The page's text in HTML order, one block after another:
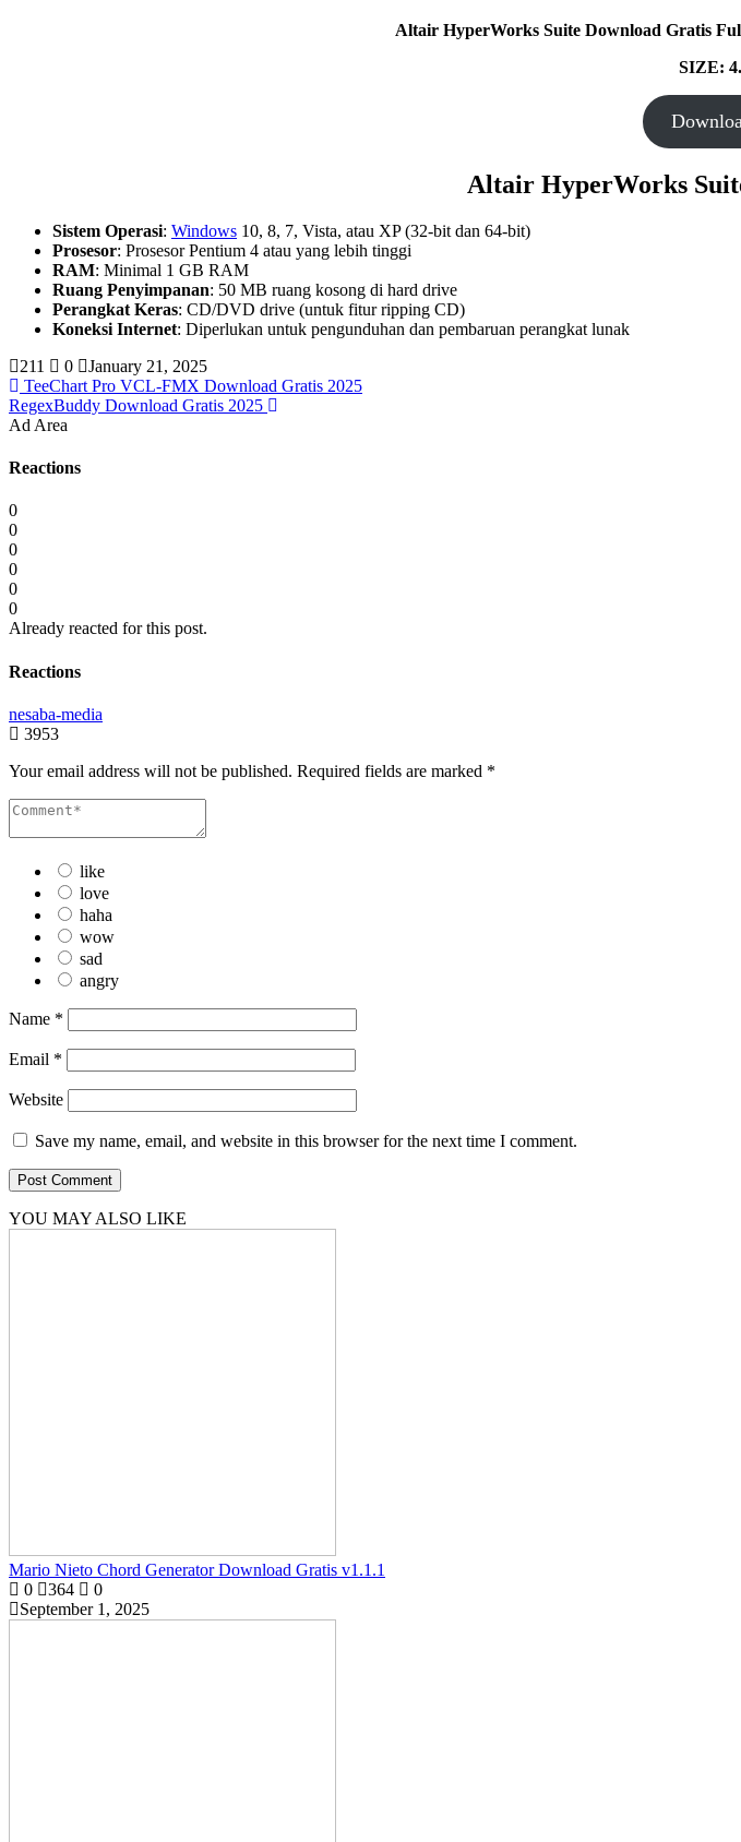
Altair HyperWorks Suite Download Gratis
SIZE:
Altair HyperWorks
Sistem Operasi: Windows 10, 8, 7, Vista, atau XP (32-bit dan 64-bit)
Prosesor: Prosesor Pentium 4 atau yang lebih tinggi
RAM: Minimal 1 GB RAM
Ruang Penyimpanan: 50 MB ruang kosong di hard drive
Perangkat Keras: CD/DVD drive (untuk fitur ripping CD)
Koneksi Internet: Diperlukan untuk pengunduhan dan pembaruan perangkat lunak
211
0
January 21, 2025
TeeChart Pro VCL-FMX Download Gratis 2025
RegexBuddy Download Gratis 2025
Ad Area
Reactions
0
0
0
0
0
0
Already reacted for this post.
Reactions
nesaba-media
3953
Your email address will not be published. Required fields are marked *
like
love
haha
wow
sad
angry
Name *
Email *
Website
Save my name, email, and website in this browser for the next time I comment.
YOU MAY ALSO LIKE
Mario Nieto Chord Generator Download Gratis v1.1.1
0
364
0
September 1, 2025